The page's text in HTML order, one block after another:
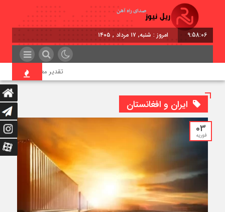
9:58:06 امروز : شنبه, ۱۷ مرداد , ۱۴۰۵
تقدیر معاون اول
ایران و افغانستان
03
فوریه